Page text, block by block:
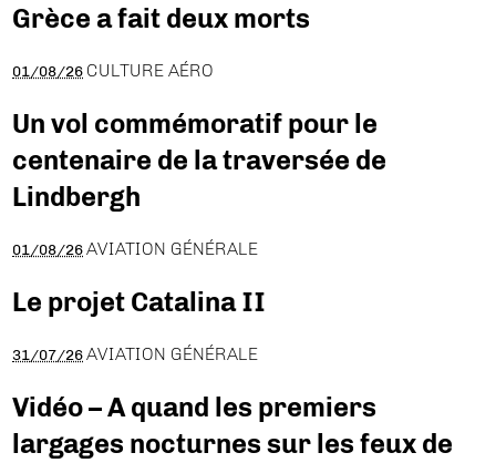
Grèce a fait deux morts
01/08/26 CULTURE AÉRO
Un vol commémoratif pour le
centenaire de la traversée de
Lindbergh
01/08/26 AVIATION GÉNÉRALE
Le projet Catalina II
31/07/26 AVIATION GÉNÉRALE
Vidéo – A quand les premiers
largages nocturnes sur les feux de